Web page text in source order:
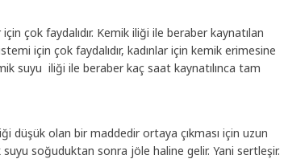
çok faydalıdır. Kemik iliği ile beraber kaynatılan
için çok faydalıdır, kadınlar için kemik erimesine
suyu iliği ile beraber kaç saat kaynatılınca tam
düşük olan bir maddedir ortaya çıkması için uzun
suyu soğuduktan sonra jöle haline gelir. Yani sertleşir.